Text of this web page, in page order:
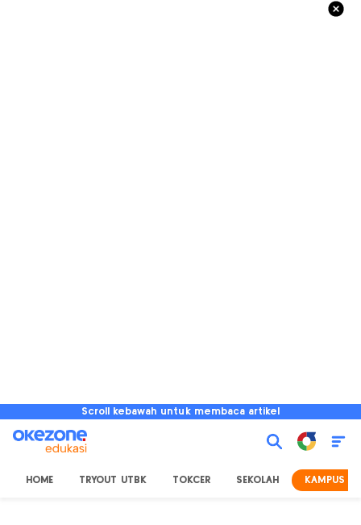
Scroll kebawah untuk membaca artikel
HOME TRYOUT UTBK TOKCER SEKOLAH KAMPUS